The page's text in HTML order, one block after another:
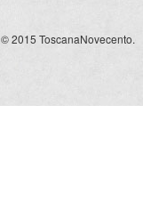
© 2015 ToscanaNovecento.